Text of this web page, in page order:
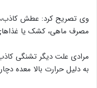
وی تصریح کرد: عطش کاذب،
مصرف ماهی، کشک یا
مرادی علت دیگر تشنگی
به دلیل حرارت بالا معده